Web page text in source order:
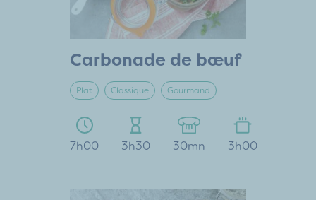
Carbonade de bœuf
Plat Classique Gourmand
7h00 3h30 30mn 3h00